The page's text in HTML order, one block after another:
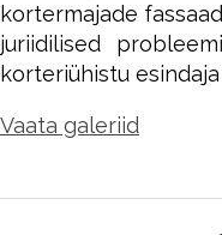
kortermajade
juriidilised
korteriühistu
Vaata galeriid